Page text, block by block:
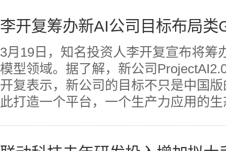
李开复筹办新AI公司目标布局类
3月19日，知名投资人李开复宣布将筹
模型领域。据了解，新公司
开复表示，新公司的目标不只是中国
此打造一个平台，一个生产力应用的